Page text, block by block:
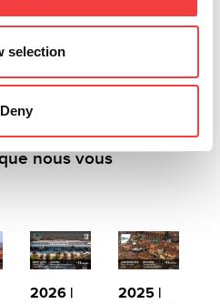
selection
Deny
nous vous
2026 |
2025 |